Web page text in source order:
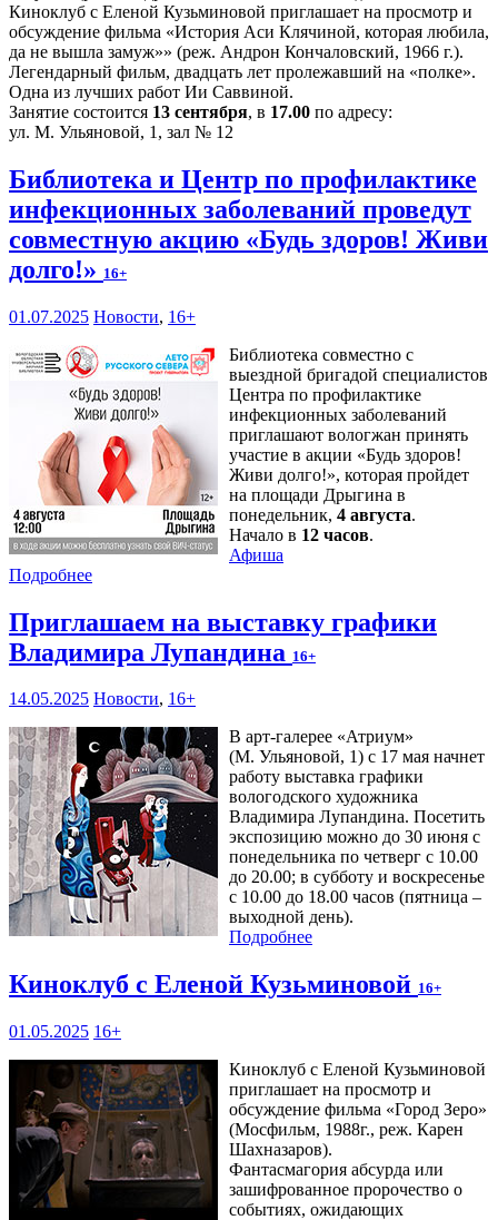
Киноклуб с Еленой Кузьминовой приглашает на просмотр и
обсуждение фильма «История Аси Клячиной, которая любила,
да не вышла замуж»» (реж. Андрон Кончаловский, 1966 г.).
Легендарный фильм, двадцать лет пролежавший на «полке».
Одна из лучших работ Ии Саввиной.
Занятие состоится 13 сентября, в 17.00 по адресу:
ул. М. Ульяновой, 1, зал № 12
Библиотека и Центр по профилактике
инфекционных заболеваний проведут
совместную акцию «Будь здоров! Живи
долго!» 16+
01.07.2025 Новости, 16+
Библиотека совместно с
выездной бригадой специалистов
Центра по профилактике
инфекционных заболеваний
приглашают вологжан принять
участие в акции «Будь здоров!
Живи долго!», которая пройдет
на площади Дрыгина в
понедельник, 4 августа.
Начало в 12 часов.
Афиша
Подробнее
Приглашаем на выставку графики
Владимира Лупандина 16+
14.05.2025 Новости, 16+
В арт-галерее «Атриум»
(М. Ульяновой, 1) с 17 мая начнет
работу выставка графики
вологодского художника
Владимира Лупандина. Посетить
экспозицию можно до 30 июня с
понедельника по четверг с 10.00
до 20.00; в субботу и воскресенье
с 10.00 до 18.00 часов (пятница –
выходной день).
Подробнее
Киноклуб с Еленой Кузьминовой 16+
01.05.2025 16+
Киноклуб с Еленой Кузьминовой
приглашает на просмотр и
обсуждение фильма «Город Зеро»
(Мосфильм, 1988г., реж. Карен
Шахназаров).
Фантасмагория абсурда или
зашифрованное пророчество о
событиях, ожидающих